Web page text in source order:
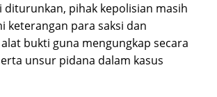
diturunkan, pihak kepolisian masih
keterangan para saksi dan
bukti guna mengungkap secara
unsur pidana dalam kasus